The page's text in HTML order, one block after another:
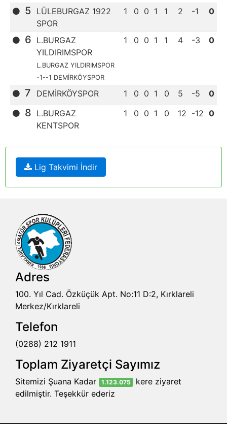
5
LÜLEBURGAZ 1922
SPOR
1 0 0 1 1 2 -1 0
6 L.BURGAZ
YILDIRIMSPOR
L.BURGAZ YILDIRIMSPOR
-1--1 DEMİRKÖYSPOR
1 0 0 1 1 4 -3 0
7 DEMİRKÖYSPOR 1 0 0 1 0 5 -5 0
8 L.BURGAZ
KENTSPOR
1 0 0 1 0 12 -12 0
Lig Takvimi İndir
Adres
100. Yıl Cad. Özküçük Apt. No:11 D:2, Kırklareli
Merkez/Kırklareli
Telefon
(0288) 212 1911
Toplam Ziyaretçi Sayımız
Sitemizi Şuana Kadar 1.123.075 kere ziyaret
edilmiştir. Teşekkür ederiz